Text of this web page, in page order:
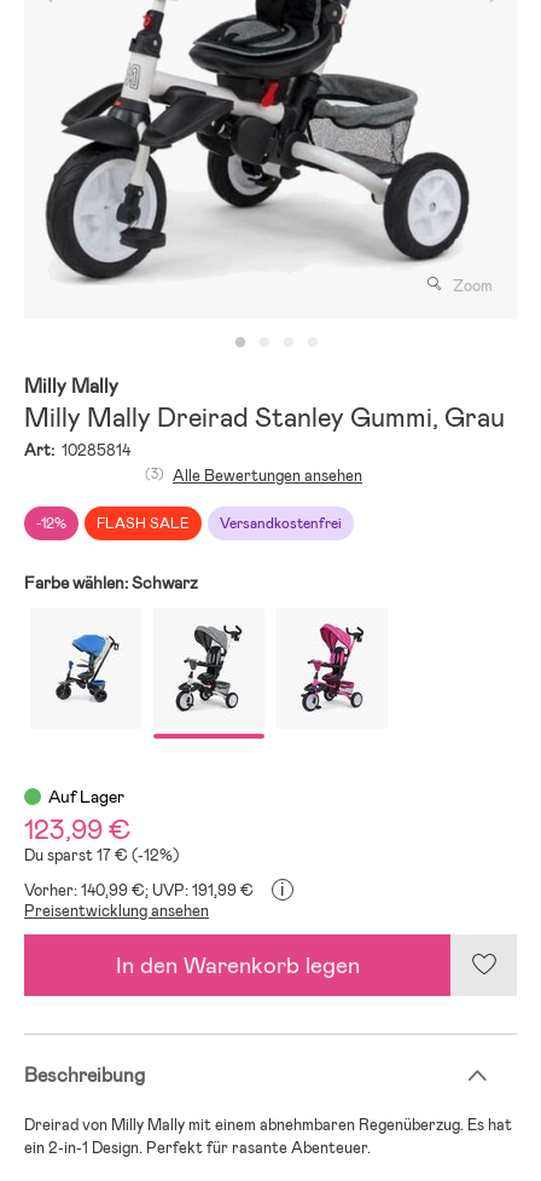
Zoom
Milly Mally
Milly Mally Dreirad Stanley Gummi, Grau
Art: 10285814
-12% FLASH SALE Versandkostenfrei
(3) Alle Bewertungen ansehen
Farbe wählen:Schwarz
Auf Lager
123,99 €
Du sparst 17 € (-12%)
Vorher: 140,99 €; UVP: 191,99 € i
Preisentwicklung ansehen
In den Warenkorb legen
Beschreibung
Dreirad von Milly Mally mit einem abnehmbaren Regenüberzug. Es hat
ein 2-in-1 Design. Perfekt für rasante Abenteuer.